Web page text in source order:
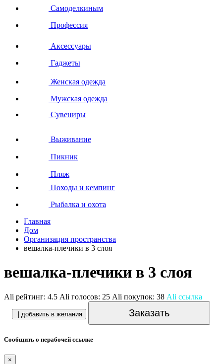
Самоделкиным
Профессия
Аксессуары
Гаджеты
Женская одежда
Мужская одежда
Сувениры
Выживание
Пикник
Пляж
Походы и кемпинг
Рыбалка и охота
Главная
Дом
Организация пространства
вешалка-плечики в 3 слоя
вешалка-плечики в 3 слоя
Ali рейтинг: 4.5 Ali голосов: 25 Ali покупок: 38 Ali ссылка
| добавить в желания Заказать
Сообщить о нерабочей ссылке
×